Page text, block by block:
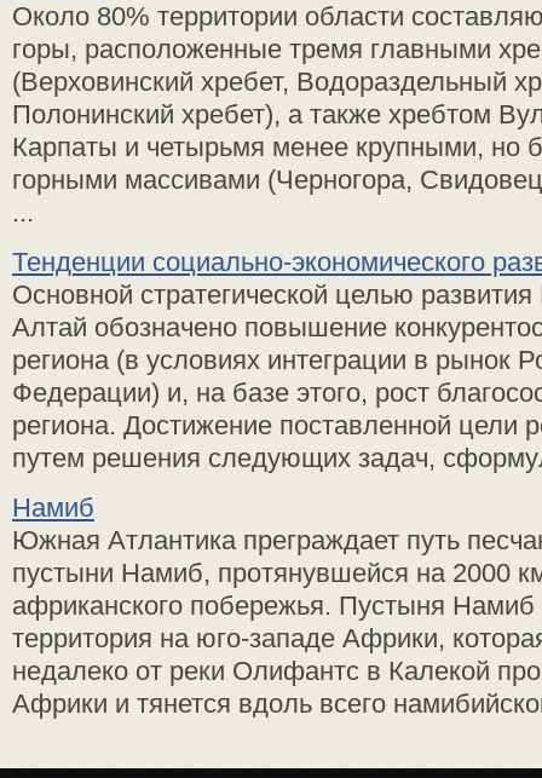
Около 80% территории области
горы, расположенные тремя главными
(Верховинский хребет, Водораздельный
Полонинский хребет), а также хребтом
Карпаты и четырьмя менее крупными, но
горными массивами (Черногора,
...
Тенденции социально-экономического
Основной стратегической целью
Алтай обозначено повышение
региона (в условиях интеграции в рынок
Федерации) и, на базе этого, рост
региона. Достижение поставленной цели
путем решения следующих задач,
Намиб
Южная Атлантика преграждает путь
пустыни Намиб, протянувшейся на 2000
африканского побережья. Пустыня Намиб
территория на юго-западе Африки,
недалеко от реки Олифантс в Калекой
Африки и тянется вдоль всего